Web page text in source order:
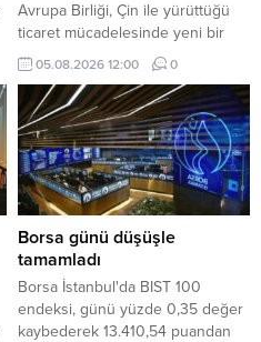
Avrupa Birliği, Çin ile yürüttüğü
ticaret mücadelesinde yeni bir
cepheyle karşı karşıya. Brüksel
artık Çin'den gelen ürünler kadar,
Çinli şirketlerin Türkiye ve Fas'ta
kurduğu üretim tesislerinde de
endişe duyuyor.
05.08.2026 12:00 0
Borsa günü düşüşle
tamamladı
Borsa İstanbul'da BIST 100
endeksi, günü yüzde 0,35 değer
kaybederek 13.410,54 puandan